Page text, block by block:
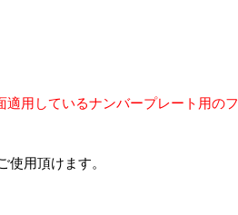
適用しているナンバープレート用のフ
使用頂けます。